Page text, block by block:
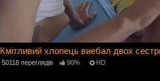
Кмітливий хлопець виебал двох
50118 переглядів 90% HD